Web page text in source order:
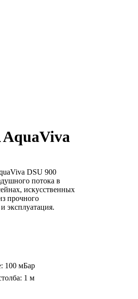
AquaViva
DSU 900
потока в
искусственных
прочного
эксплуатация.
100 мБар
1 м